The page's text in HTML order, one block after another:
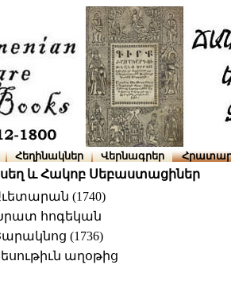
Հեղինակներ Վերնագրեր
և Հակոբ Սեբաստացիներ
(1740)
հոգեկան
(1736)
աղօթից